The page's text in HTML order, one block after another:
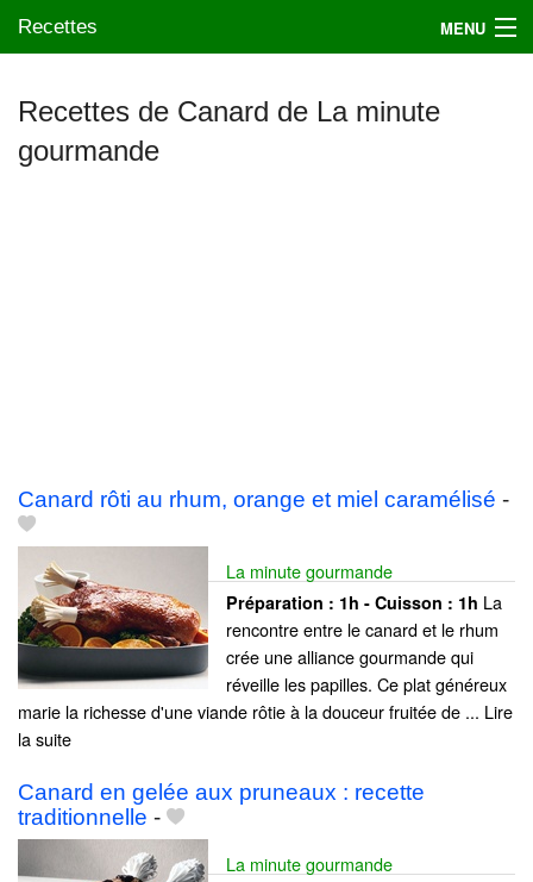
Recettes MENU
Mes blogs préférés
Recettes de Canard de La minute
gourmande
Canard rôti au rhum, orange et miel caramélisé -
La minute gourmande
Préparation : 1h - Cuisson : 1h La
rencontre entre le canard et le rhum
crée une alliance gourmande qui
réveille les papilles. Ce plat généreux
marie la richesse d'une viande rôtie à la douceur fruitée de ... Lire
la suite
Canard en gelée aux pruneaux : recette
traditionnelle -
La minute gourmande